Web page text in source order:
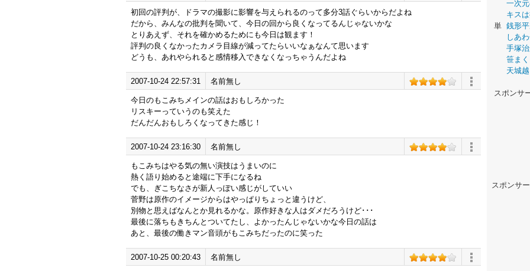
初回の評判が、ドラマの撮影に影響を与えられるのって多分3話ぐらいからだよね
だから、みんなの批判を聞いて、今日の回から良くなってるんじゃないかな
とりあえず、それを確かめるためにも今日は観ます！
評判の良くなかったカメラ目線が減ってたらいいなぁなんて思います
どうも、あれやられると感情移入できなくなっちゃうんだよね
2007-10-24 22:57:31 名前無し
今日のもこみちメインの話はおもしろかった
リスキーっていうのも笑えた
だんだんおもしろくなってきた感じ！
2007-10-24 23:16:30 名前無し
もこみちはやる気の無い演技はうまいのに
熱く語り始めると途端に下手になるね
でも、ぎこちなさが新人っぽい感じがしていい
菅野は原作のイメージからはやっぱりちょっと違うけど、
別物と思えばなんとか見れるかな。原作好きな人はダメだろうけど･･･
最後に落ちもきちんとついてたし、よかったんじゃないかな今日の話は
あと、最後の働きマン音頭がもこみちだったのに笑った
2007-10-25 00:20:43 名前無し
一次
キス
単 銭形
しあ
手塚
笹ま
天城
スポンサ
スポンサ